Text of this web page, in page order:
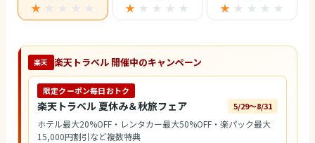
★ ★ ★ ★ ★ ★ ★ ★ ★ ★ ★ ★ ★ ★ ★
楽天 楽天トラベル 開催中のキャンペーン
限定クーポン毎日おトク
楽天トラベル 夏休み＆秋旅フェア 5/29〜8/31
ホテル最大20%OFF・レンタカー最大50%OFF・楽パック最大
15,000円割引など複数特典